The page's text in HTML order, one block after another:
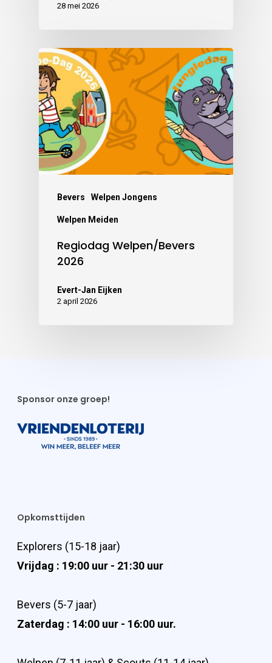
28 mei 2026
Bevers Welpen Jongens
Welpen Meiden
Regiodag Welpen/Bevers
2026
Evert-Jan Eijken
2 april 2026
Sponsor onze groep!
Opkomsttijden
Explorers (15-18 jaar)
Vrijdag : 19:00 uur - 21:30 uur
Bevers (5-7 jaar)
Zaterdag : 14:00 uur - 16:00 uur.